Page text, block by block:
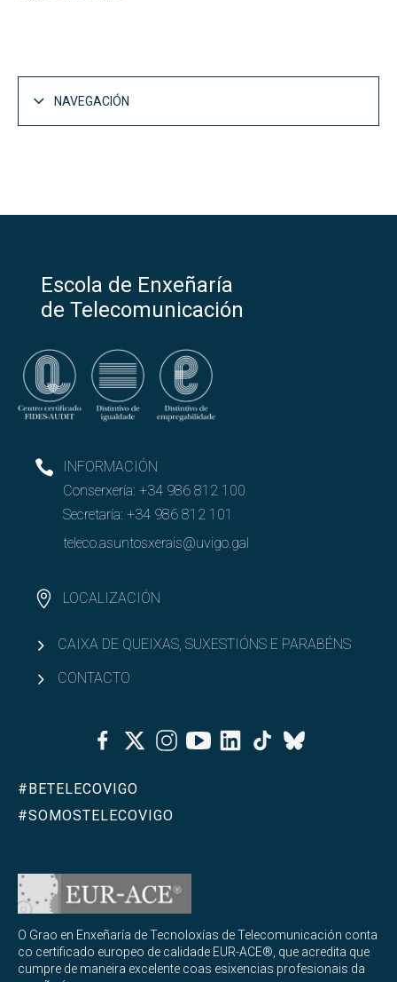
NAVEGACIÓN
Escola de Enxeñaría
de Telecomunicación
INFORMACIÓN
Conserxería: +34 986 812 100
Secretaría: +34 986 812 101
teleco.asuntosxerais@uvigo.gal
LOCALIZACIÓN
CAIXA DE QUEIXAS, SUXESTIÓNS E PARABÉNS
CONTACTO
FacebookTwitterInstagramYoutubeLinkedinTiktok
Bluesky
#BETELECOVIGO
#SOMOSTELECOVIGO
O Grao en Enxeñaría de Tecnoloxías de Telecomunicación conta
co certificado europeo de calidade EUR-ACE®, que acredita que
cumpre de maneira excelente coas esixencias profesionais da